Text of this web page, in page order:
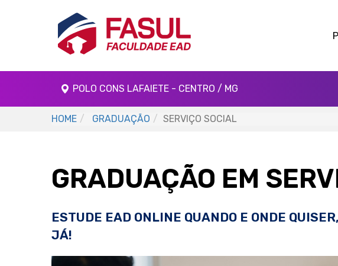
POLO CONS LAFAIETE - CENTRO / MG
HOME GRADUAÇÃO SERVIÇO SOCIAL
GRADUAÇÃO EM
ESTUDE EAD ONLINE QUANDO E ONDE
JÁ!